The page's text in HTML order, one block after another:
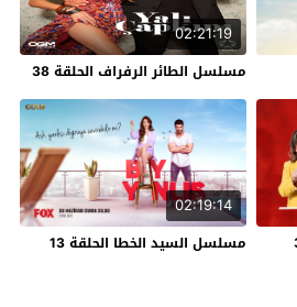
02:21:19
مسلسل الطائر الرفراف الحلقة 38
02:19:14
مسلسل السيد الخطا الحلقة 13